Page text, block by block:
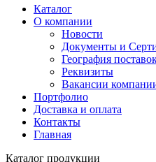
Каталог
О компании
Новости
Документы и
География
Реквизиты
Вакансии
Портфолио
Доставка и оплата
Контакты
Главная
Каталог продукции